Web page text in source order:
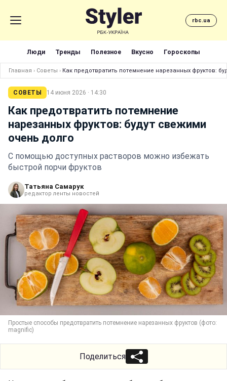
rbc.ua
Люди Тренды Полезное Вкусно Гороскопы
Главная › Советы › Как предотвратить потемнение нарезанных фруктов:
СОВЕТЫ 14 июня 2026 · 14:30
Как предотвратить потемнение
нарезанных фруктов: будут свежими
очень долго
С помощью доступных растворов можно избежать
быстрой порчи фруктов
Татьяна Самарук
редактор ленты новостей
Простые способы предотвратить потемнение нарезанных фруктов (фото:
magnific)
Поделиться